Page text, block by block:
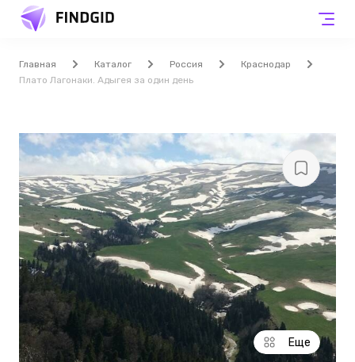
Главная Каталог Россия
Краснодар
Плато Лагонаки. Адыгея за один день
Еще